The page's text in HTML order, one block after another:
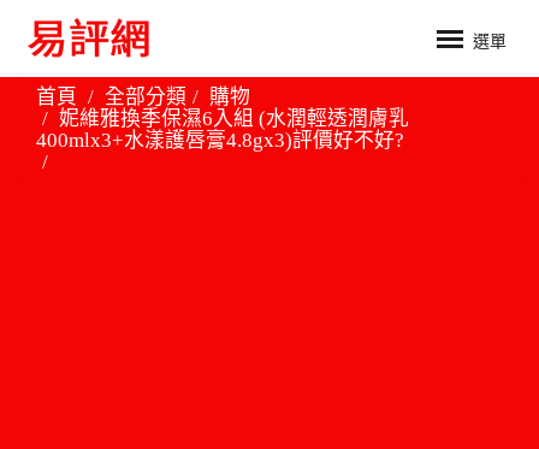
選單
首頁 全部分類
購物
妮維雅換季保濕6入組 (水潤輕透潤膚乳
400mlx3+水漾護唇膏4.8gx3)評價好不好?